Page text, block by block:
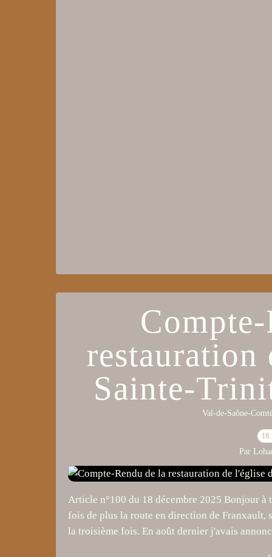
restauration
Sainte-
Val-de-Saône-
Par
Article n°100 du 18 décembre 2025 Bonjour à
fois de plus la route en direction de Franxault,
la troisième fois. En août dernier j'avais